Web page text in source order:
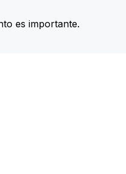
es importante.